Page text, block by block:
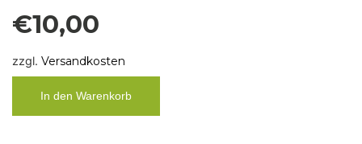
€10,00
zzgl. Versandkosten
In den Warenkorb